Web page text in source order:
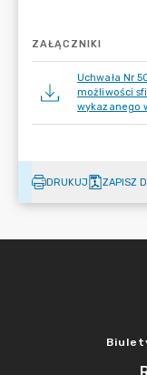
ZAŁĄCZNIKI
Uchwała Nr
możliwości
wykazanego
DRUKUJ ZAPISZ